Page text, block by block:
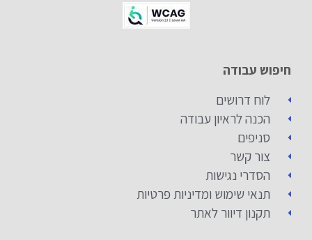
חיפוש עבודה
לוח דרושים
הכנה לראיון עבודה
סניפים
צור קשר
הסדרי נגישות
תנאי שימוש ומדיניות פרטיות
תקנון דיוור לאתר